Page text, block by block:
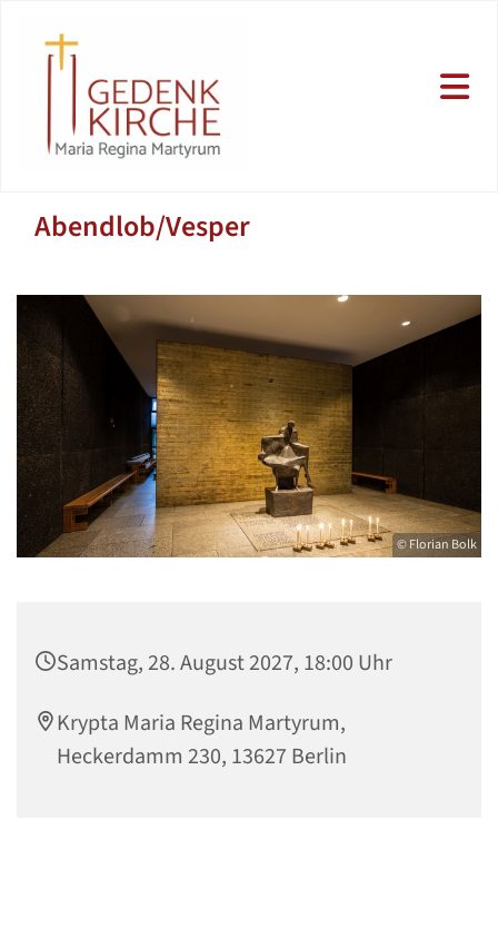
Abendlob/Vesper
© Florian Bolk
Samstag, 28. August 2027, 18:00 Uhr
Krypta Maria Regina Martyrum,
Heckerdamm 230, 13627 Berlin